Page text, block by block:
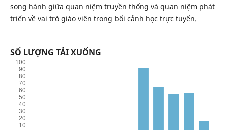
song hành giữa quan niệm truyền thống và quan niệm phát
triển về vai trò giáo viên trong bối cảnh học trực tuyến.
SỐ LƯỢNG TẢI XUỐNG